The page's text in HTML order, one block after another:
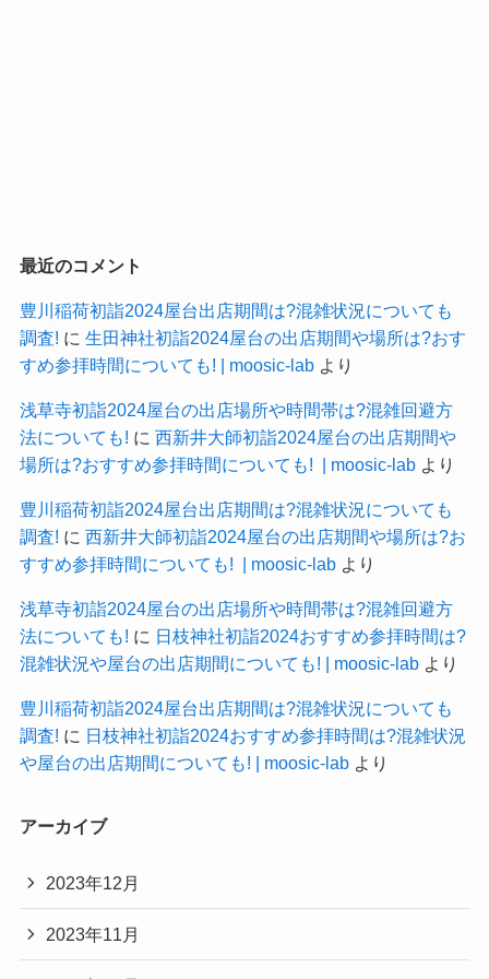
最近のコメント
豊川稲荷初詣2024屋台出店期間は?混雑状況についても
調査! に 生田神社初詣2024屋台の出店期間や場所は?おす
すめ参拝時間についても! | moosic-labより
浅草寺初詣2024屋台の出店場所や時間帯は?混雑回避方
法についても! に 西新井大師初詣2024屋台の出店期間や
場所は?おすすめ参拝時間についても! | moosic-labより
豊川稲荷初詣2024屋台出店期間は?混雑状況についても
調査! に 西新井大師初詣2024屋台の出店期間や場所は?お
すすめ参拝時間についても! | moosic-labより
浅草寺初詣2024屋台の出店場所や時間帯は?混雑回避方
法についても! に 日枝神社初詣2024おすすめ参拝時間は?
混雑状況や屋台の出店期間についても! | moosic-labより
豊川稲荷初詣2024屋台出店期間は?混雑状況についても
調査! に 日枝神社初詣2024おすすめ参拝時間は?混雑状況
や屋台の出店期間についても! | moosic-labより
アーカイブ
2023年12月
2023年11月